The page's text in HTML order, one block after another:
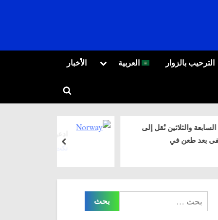
الترحيب بالزوار العربية Toggle
Русский
الأخبار
Toggle
إلى
ادعيلي امي
prev
البحث
عن: